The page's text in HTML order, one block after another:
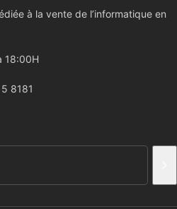
à la vente de l’informatique en
18:00H
8181